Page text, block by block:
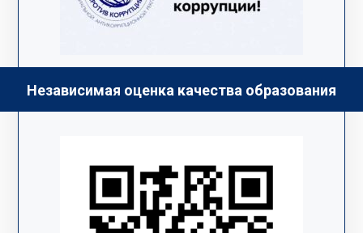
Независимая оценка качества образования